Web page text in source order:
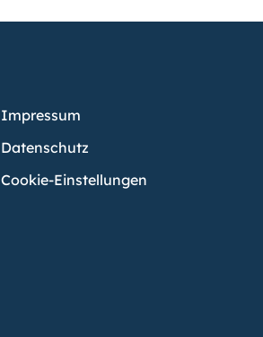
Impressum
Datenschutz
Cookie-Einstellungen